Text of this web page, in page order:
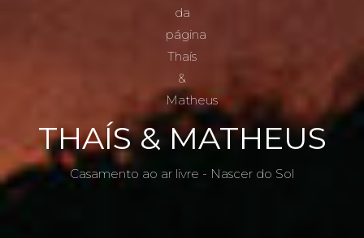
THAÍS & MATHEUS
Casamento ao ar livre - Nascer do Sol